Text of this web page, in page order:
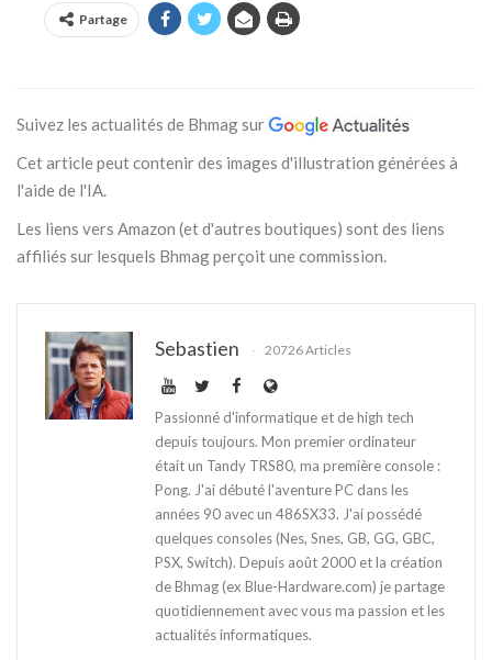
Partage
Suivez les actualités de Bhmag sur
Cet article peut contenir des images d'illustration générées à
l'aide de l'IA.
Les liens vers Amazon (et d'autres boutiques) sont des liens
affiliés sur lesquels Bhmag perçoit une commission.
Sebastien 20726 Articles
Passionné d'informatique et de high tech
depuis toujours. Mon premier ordinateur
était un Tandy TRS80, ma première console :
Pong. J'ai débuté l'aventure PC dans les
années 90 avec un 486SX33. J'ai possédé
quelques consoles (Nes, Snes, GB, GG, GBC,
PSX, Switch). Depuis août 2000 et la création
de Bhmag (ex Blue-Hardware.com) je partage
quotidiennement avec vous ma passion et les
actualités informatiques.